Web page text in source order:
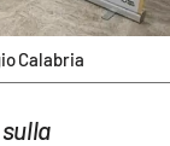
Calabria